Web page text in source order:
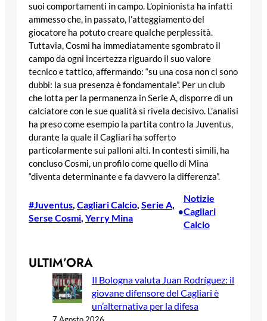
suoi comportamenti in campo. L’opinionista ha infatti
ammesso che, in passato, l’atteggiamento del
giocatore ha potuto creare qualche perplessità.
Tuttavia, Cosmi ha immediatamente sgombrato il
campo da ogni incertezza riguardo il suo valore
tecnico e tattico, affermando: “su una cosa non ci sono
dubbi: la sua presenza è fondamentale”. Per un club
che lotta per la permanenza in Serie A, disporre di un
calciatore con le sue qualità si rivela decisivo. L’analisi
ha preso come esempio la partita contro la Juventus,
durante la quale il Cagliari ha sofferto
particolarmente sui palloni alti. In contesti simili, ha
concluso Cosmi, un profilo come quello di Mina
“diventa determinante e fa davvero la differenza”.
#Juventus, Cagliari Calcio, Serie A
Serse Cosmi, Yerry Mina
•
Notizie
Cagliari
Calcio
ULTIM’ORA
Il Bologna valuta Juan Rodríguez: il
giovane difensore del Cagliari è
un’alternativa per la difesa